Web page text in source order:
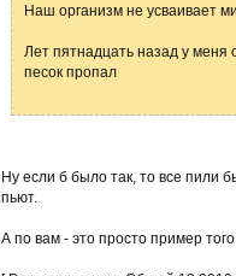
Наш организм не усваивает
Лет пятнадцать назад у меня
песок пропал
Ну если б было так, то все пили
пьют.
А по вам - это просто пример